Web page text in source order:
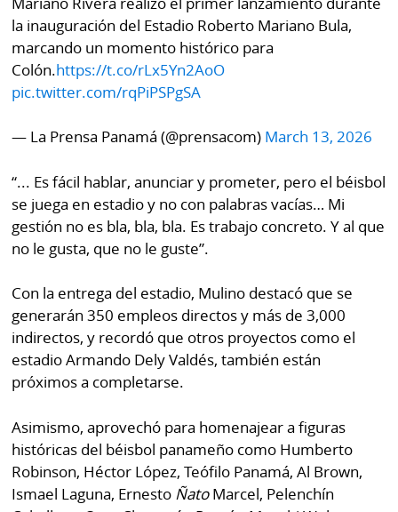
la inauguración del Estadio Roberto Mariano Bula,
marcando un momento histórico para
Colón.https://t.co/rLx5Yn2AoO
pic.twitter.com/rqPiPSPgSA
— La Prensa Panamá (@prensacom) March 13, 2026
“... Es fácil hablar, anunciar y prometer, pero el béisbol
se juega en estadio y no con palabras vacías… Mi
gestión no es bla, bla, bla. Es trabajo concreto. Y al que
no le gusta, que no le guste”.
Con la entrega del estadio, Mulino destacó que se
generarán 350 empleos directos y más de 3,000
indirectos, y recordó que otros proyectos como el
estadio Armando Dely Valdés, también están
próximos a completarse.
Asimismo, aprovechó para homenajear a figuras
históricas del béisbol panameño como Humberto
Robinson, Héctor López, Teófilo Panamá, Al Brown,
Ismael Laguna, Ernesto ÑatoMarcel, Pelenchín